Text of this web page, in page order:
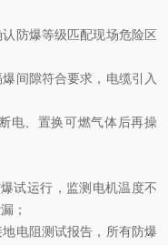
防爆等级匹配现场危险区
间隙符合要求，电缆引入
电、置换可燃气体后再操
试运行‌，监测电机温度不
；
电阻测试报告，所有防爆